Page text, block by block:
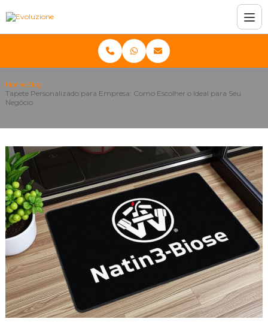
HomeBlog
Tapete Personalizado para Empresa: Como Escolher o Ideal para Seu
Negócio